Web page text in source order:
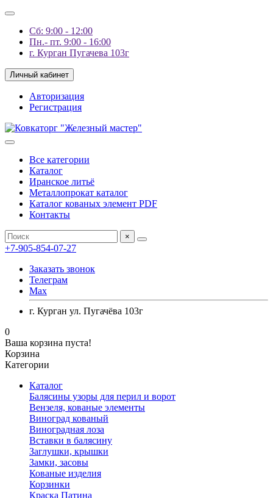
Сб: 9:00 - 12:00
Пн.- пт. 9:00 - 16:00
г. Курган Пугачева 103г
Личный кабинет
Авторизация
Регистрация
Все категории
Каталог
Иранское литьё
Металлопрокат каталог
Каталог кованых элемент PDF
Контакты
×
+7-905-854-07-27
Заказать звонок
Телеграм
Max
г. Курган ул. Пугачёва 103г
0
Ваша корзина пуста!
Корзина
Категории
Каталог
Балясины узоры для перил и ворот
Вензеля, кованые элементы
Виноград кованый
Виноградная лоза
Вставки в балясину
Заглушки, крышки
Замки, засовы
Кованые изделия
Корзинки
Краска Патина